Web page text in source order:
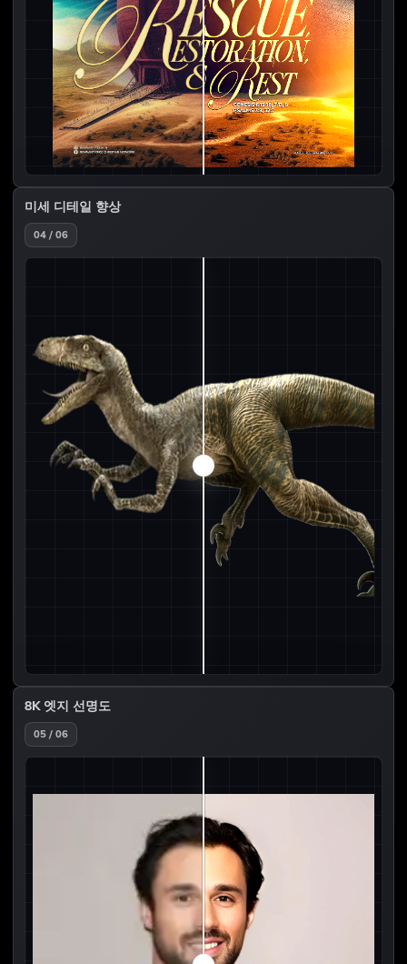
미세 디테일 향상
04 / 06
8K 엣지 선명도
05 / 06